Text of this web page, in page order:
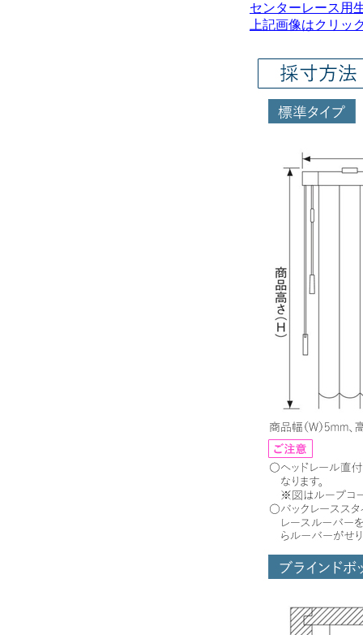
センターレース用
上記画像はクリッ